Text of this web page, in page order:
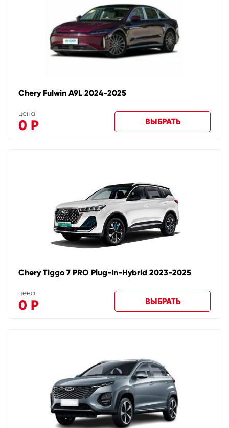
Chery Fulwin A9L 2024-2025
цена:
0 Р ВЫБРАТЬ
Chery Tiggo 7 PRO Plug-In-Hybrid 2023-2025
цена:
0 Р ВЫБРАТЬ